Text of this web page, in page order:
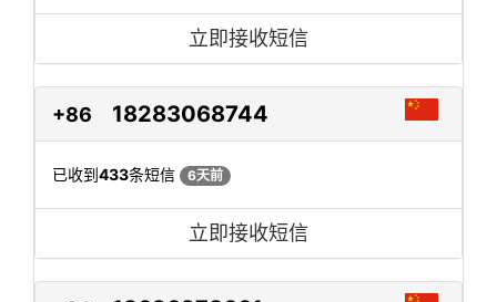
立即接收短信
+86 18283068744
已收到433条短信 6天前
立即接收短信